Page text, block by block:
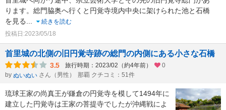
ります。総門脇奥へ行くと円覚寺境内中央に架けられた池と石橋
を見る
続きを読む
投稿日:2023/05/18
首里城の北側の旧円覚寺跡の総門の内側にある小さな石橋
3.5 旅行時期：2023/02（約4年前）
0
by ぬいぬい さん（男性） 那覇 クチコミ：51件
琉球王家の尚真王が鎌倉の円覚寺を模して1494年に
建立した円覚寺は王家の菩提寺でしたが沖縄戦によ